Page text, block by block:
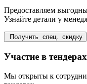
Предоставляем
Узнайте детали у
Получить спец. скидку
Участие в тендерах
Мы открыты к